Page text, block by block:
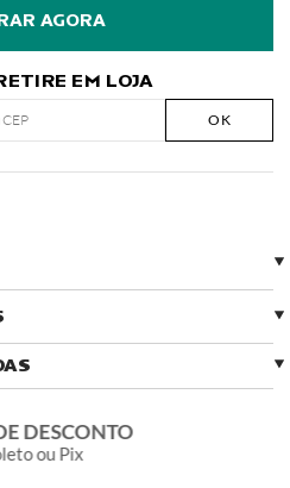
EM LOJA
OK
DESCONTO
ou Pix